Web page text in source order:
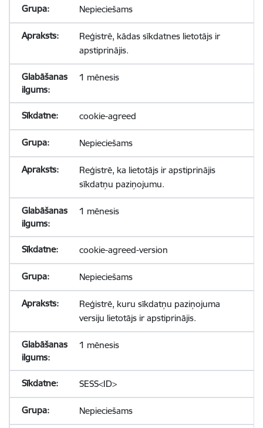
Nepieciešams
Reģistrē, kādas sīkdatnes lietotājs ir
apstiprinājis.
1 mēnesis
cookie-agreed
Nepieciešams
Reģistrē, ka lietotājs ir apstiprinājis
sīkdatņu paziņojumu.
1 mēnesis
cookie-agreed-version
Nepieciešams
Reģistrē, kuru sīkdatņu paziņojuma
versiju lietotājs ir apstiprinājis.
1 mēnesis
SESS<ID>
Nepieciešams